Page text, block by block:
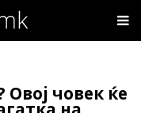
Овој човек ќе